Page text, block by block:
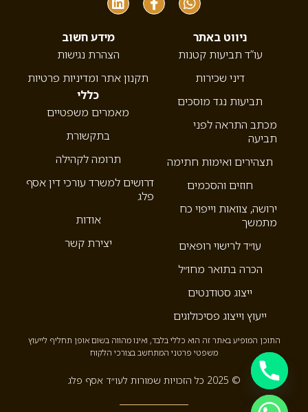
ניווט באתר
עו”ד תביעות קטנות
דיני שכירות
תביעות נגד מוסכים
מכתב התראה לפני
תביעה
תצהירים ואימות חתימה
חוזים והסכמים
ירושה, צוואות וייפוי כח
מתמשך
עו״ד לרישוי רופאים
הכרה בתואר מחו״ל
ייצוג סטודנטים
ייעוץ וייצוג פסיכולוגים
מידע חשוב
הצהרת נגישות
תקנון אתר ומדיניות פרטיות
כללי
מאמרים משפטיים
בתקשורת
תרומה לקהילה
דרושים למשרד עורכי דין אסף
פלג
אודות
יצירת קשר
התוכן המופיע באתר זה הוא כללי בלבד, ואינו מהווה בשום אופן תחליף לייעוץ
משפטי פרטני המתחשב בצורכי הלקוח
© 2025 כל הזכויות שמורות לעו״ד אסף פלג